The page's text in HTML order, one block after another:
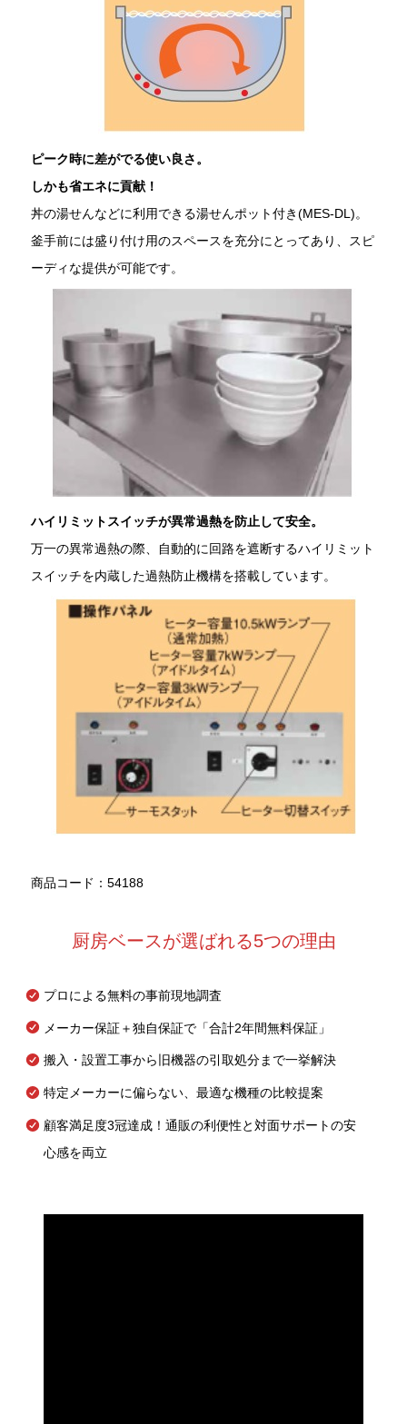
ピーク時に差がでる使い良さ。
しかも省エネに貢献！
丼の湯せんなどに利用できる湯せんポット付き(MES-DL)。
釜手前には盛り付け用のスペースを充分にとってあり、スピ
ーディな提供が可能です。
ハイリミットスイッチが異常過熱を防止して安全。
万一の異常過熱の際、自動的に回路を遮断するハイリミット
スイッチを内蔵した過熱防止機構を搭載しています。
商品コード：54188
厨房ベースが選ばれる5つの理由
プロによる無料の事前現地調査
メーカー保証＋独自保証で「合計2年間無料保証」
搬入・設置工事から旧機器の引取処分まで一挙解決
特定メーカーに偏らない、最適な機種の比較提案
顧客満足度3冠達成！通販の利便性と対面サポートの安
心感を両立